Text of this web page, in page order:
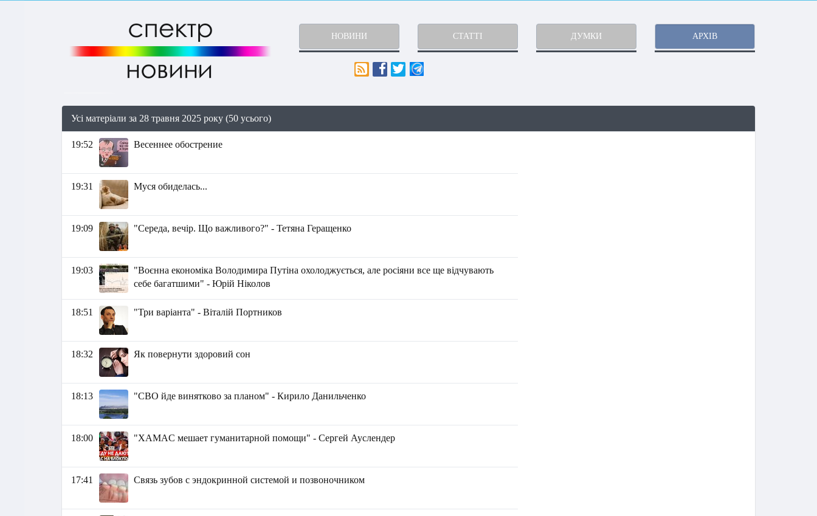
НОВИНИ СТАТТІ ДУМКИ АРХІВ
Усі матеріали за 28 травня 2025 року (50 усього)
19:52 Весеннее обострение
19:31 Муся обиделась...
19:09 "Середа, вечір. Що важливого?" - Тетяна Геращенко
19:03
"Воєнна економіка Володимира Путіна охолоджується, але росіяни все ще відчувають
себе багатшими" - Юрій Ніколов
18:51 "Три варіанта" - Віталій Портников
18:32 Як повернути здоровий сон
18:13 "СВО йде винятково за планом" - Кирило Данильченко
18:00 "XAMAC мешает гуманитарной помощи" - Сергей Ауслендер
17:41 Связь зубов с эндокринной системой и позвоночником